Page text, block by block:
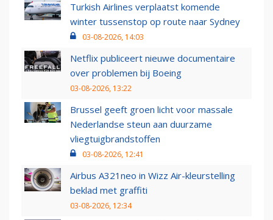
Turkish Airlines verplaatst komende
winter tussenstop op route naar Sydney
03-08-2026, 14:03
Netflix publiceert nieuwe documentaire
over problemen bij Boeing
03-08-2026, 13:22
Brussel geeft groen licht voor massale
Nederlandse steun aan duurzame
vliegtuigbrandstoffen
03-08-2026, 12:41
Airbus A321neo in Wizz Air-kleurstelling
beklad met graffiti
03-08-2026, 12:34